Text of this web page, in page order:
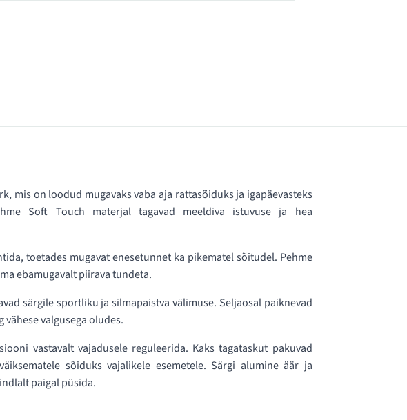
mis on loodud mugavaks vaba aja rattasõiduks ja igapäevasteks
Soft Touch materjal tagavad meeldiva istuvuse ja hea
toetades mugavat enesetunnet ka pikematel sõitudel. Pehme
ebamugavalt piirava tundeta.
särgile sportliku ja silmapaistva välimuse. Seljaosal paiknevad
valgusega oludes.
vastavalt vajadusele reguleerida. Kaks tagataskut pakuvad
sõiduks vajalikele esemetele. Särgi alumine äär ja
paigal püsida.